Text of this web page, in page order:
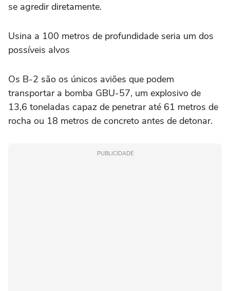
se agredir diretamente.
Usina a 100 metros de profundidade seria um dos
possíveis alvos
Os B-2 são os únicos aviões que podem
transportar a bomba GBU-57, um explosivo de
13,6 toneladas capaz de penetrar até 61 metros de
rocha ou 18 metros de concreto antes de detonar.
PUBLICIDADE